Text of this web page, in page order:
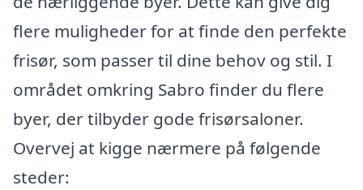
flere muligheder for at finde den perfekte
frisør, som passer til dine behov og stil. I
området omkring Sabro finder du flere
byer, der tilbyder gode frisørsaloner.
Overvej at kigge nærmere på følgende
steder: